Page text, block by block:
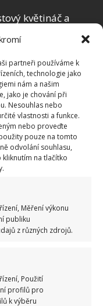
partneři používáme k
technologie jako
nám a našim
jako je chování při
Nesouhlas nebo
vlastnosti a funkce.
nebo proveďte
pouze na tomto
odvolání souhlasu,
na tlačítko
Měření výkonu
publiku
z různých zdrojů.
Použití
profilů pro
k výběru
květináč a
a pilkou si je
máte prkénka
bok a zkusmo si
jeho obvodu.
něco chybí, nebo
napevno
budete
tou samozřejmě
Klidně si ruce
pod okraj
spokojení. Ostré
kleštěmi
můžete sázet.